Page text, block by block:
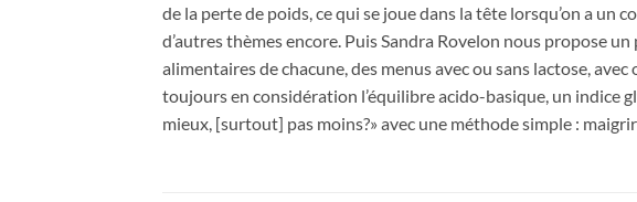
de la perte de poids, ce qui se joue dans la tête lorsqu’on a un
d’autres thèmes encore. Puis Sandra Rovelon nous propose
alimentaires de chacune, des menus avec ou sans lactose,
toujours en considération l’équilibre acido-basique, un indice
mieux, [surtout] pas moins?» avec une méthode simple :